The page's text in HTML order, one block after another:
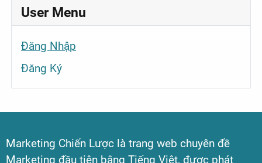
User Menu
Đăng Nhập
Đăng Ký
Marketing Chiến Lược là trang web chuyên đề
Marketing đầu tiên bằng Tiếng Việt, được phát